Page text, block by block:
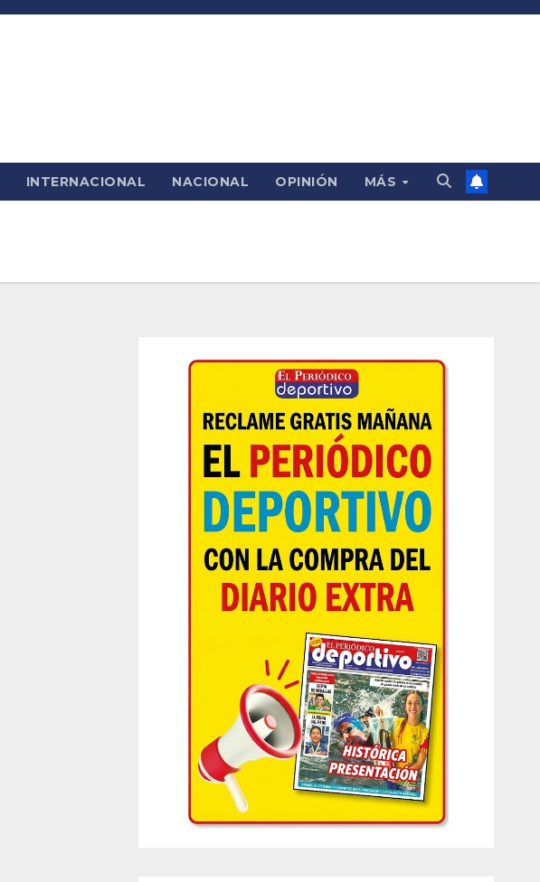
INTERNACIONAL NACIONAL OPINIÓN MÁS